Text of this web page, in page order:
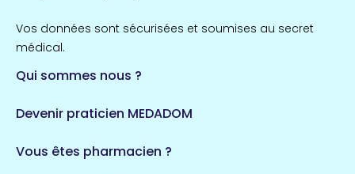
Vos données sont sécurisées et soumises au secret
médical.
Qui sommes nous ?
Devenir praticien MEDADOM
Vous êtes pharmacien ?